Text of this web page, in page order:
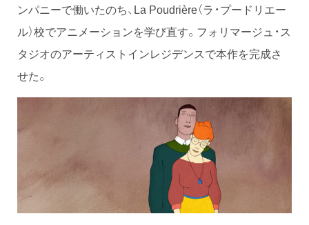
ンパニーで働いたのち、La Poudrière（ラ・プードリエー
ル）校でアニメーションを学び直す。フォリマージュ・ス
タジオのアーティストインレジデンスで本作を完成さ
せた。